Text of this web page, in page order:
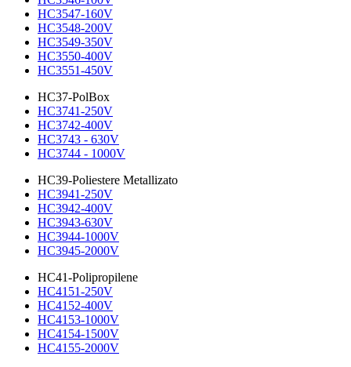
HC3547-160V
HC3548-200V
HC3549-350V
HC3550-400V
HC3551-450V
HC37-PolBox
HC3741-250V
HC3742-400V
HC3743 - 630V
HC3744 - 1000V
HC39-Poliestere Metallizato
HC3941-250V
HC3942-400V
HC3943-630V
HC3944-1000V
HC3945-2000V
HC41-Polipropilene
HC4151-250V
HC4152-400V
HC4153-1000V
HC4154-1500V
HC4155-2000V